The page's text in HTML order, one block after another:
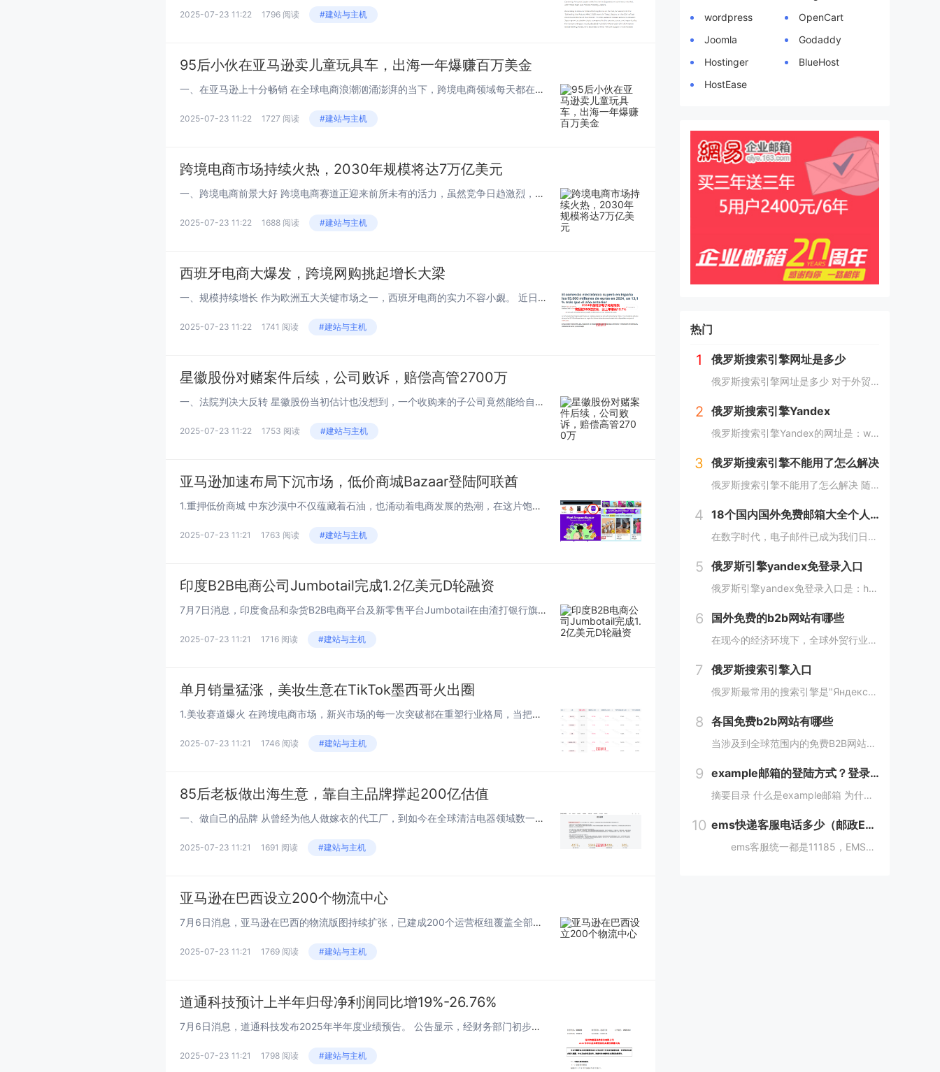
2025-07-23 11:22 1796 阅读 #建站与主机
95后小伙在亚马逊卖儿童玩具车，出海一年爆赚百万美金
一、在亚马逊上十分畅销 在全球电商浪潮汹涌澎湃的当下，跨境电商领域每天都在上演着无数创业者的故事。有人黯然退场，有人还在默默坚持，也有人能够在激烈的跨境电商竞技场上成功脱颖而出，书写属于自己的出海掘金故事。 1998年出生于中国义乌的小...
2025-07-23 11:22 1727 阅读 #建站与主机
跨境电商市场持续火热，2030年规模将达7万亿美元
一、跨境电商前景大好 跨境电商赛道正迎来前所未有的活力，虽然竞争日趋激烈，但全球市场的巨大潜力依然清晰可见。 来自Facts and Factors发布的数据显示，全球B2C跨境电商市场规模预计将从2021年的7850亿美元，跃升至20...
2025-07-23 11:22 1688 阅读 #建站与主机
西班牙电商大爆发，跨境网购挑起增长大梁
一、规模持续增长 作为欧洲五大关键市场之一，西班牙电商的实力不容小觑。 近日，西班牙国家市场与竞争委员会（CNMC）发布一项关于西班牙电商市场规模的统计报告，结果显示，2024年西班牙电商市场规模超过950亿欧元，同比大涨13.1%。...
2025-07-23 11:22 1741 阅读 #建站与主机
星徽股份对赌案件后续，公司败诉，赔偿高管2700万
一、法院判决大反转 星徽股份当初估计也没想到，一个收购来的子公司竟然能给自己捅出那么大的篓子。 消息显示，近日，深圳上市大卖广东星徽精密股份有限公司（以下简称“星徽股份”）发布一则关于诉讼进展的公告，该公司已经收到广东省深圳市中级人民法...
2025-07-23 11:22 1753 阅读 #建站与主机
亚马逊加速布局下沉市场，低价商城Bazaar登陆阿联酋
1.重押低价商城 中东沙漠中不仅蕴藏着石油，也涌动着电商发展的热潮，在这片饱藏机会的热土，亚马逊率先投下重磅“炸弹”，在阿联酋推出移动专属购物板块Amazon Bazaar。 作为亚马逊旗下全新的移动专属购物板块，Amazon Baza...
2025-07-23 11:21 1763 阅读 #建站与主机
印度B2B电商公司Jumbotail完成1.2亿美元D轮融资
7月7日消息，印度食品和杂货B2B电商平台及新零售平台Jumbotail在由渣打银行旗下创新和投资部门SC Ventures领投的D轮融资中筹集了1.2亿美元。包括Artal Asia在内的现有投资者也参与了此轮融资。这使得Jumbotai...
2025-07-23 11:21 1716 阅读 #建站与主机
单月销量猛涨，美妆生意在TikTok墨西哥火出圈
1.美妆赛道爆火 在跨境电商市场，新兴市场的每一次突破都在重塑行业格局，当把目光聚焦于TikTok墨西哥站，美妆个护赛道正上演着令人惊叹的增长奇迹 。 近日有数据显示，上个月TikTok墨西哥站美妆个护类目销售成绩再创高度，商...
2025-07-23 11:21 1746 阅读 #建站与主机
85后老板做出海生意，靠自主品牌撑起200亿估值
一、做自己的品牌 从曾经为他人做嫁衣的代工厂，到如今在全球清洁电器领域数一数二的行业巨头，追觅科技用短短数年时间，上演了一场精彩逆袭记。 起初，追觅科技还是一家为小米做代工产品的代工厂，主要从事扫地机、吸尘器等智能家居清洁产品的贴牌生产...
2025-07-23 11:21 1691 阅读 #建站与主机
亚马逊在巴西设立200个物流中心
7月6日消息，亚马逊在巴西的物流版图持续扩张，已建成200个运营枢纽覆盖全部26个州，18个月内新增140个设施。 通过与本土小企业合作的“亚马逊枢纽”项目，700多家本地企业转型为配送中心，未来数月将新增1900个服务点，将偏远地区配送...
2025-07-23 11:21 1769 阅读 #建站与主机
道通科技预计上半年归母净利润同比增19%-26.76%
7月6日消息，道通科技发布2025年半年度业绩预告。 公告显示，经财务部门初步测算，道通科技预计2025年半年度实现归属于母公司所有者的扣除非经常性损益的净利润为45,500万元至48,500万元，与上年同期相比，将增加16,578万元至...
2025-07-23 11:21 1798 阅读 #建站与主机
wordpress
OpenCart
Joomla
Godaddy
Hostinger
BlueHost
HostEase
热门
1 俄罗斯搜索引擎网址是多少
俄罗斯搜索引擎网址是多少 对于外贸人来说，现在的俄罗斯市场可以算是一个炙手可热的香饽饽，而要开发俄罗斯客户，就需要会用他们的搜索引擎，下面详细介绍俄罗斯搜索引擎网址是多少？ 俄罗斯搜索引擎网址是多少 俄罗斯引擎官方入口地址https...
2 俄罗斯搜索引擎Yandex
俄罗斯搜索引擎Yandex的网址是：www.yandex.com，俄罗斯最著名和最常用的搜索引擎之一，"Яндекс"（Yandex）提供搜索引擎、电子邮件、在线地图、音乐、新闻、视频等各种在线服务。 如果你想访问"Яндекс"（Yan...
3 俄罗斯搜索引擎不能用了怎么解决
俄罗斯搜索引擎不能用了怎么解决 随着中俄贸易的进展愈加顺利，越来越多的外贸人都尝试着与俄罗斯客户进行接触，而这最重要的便是学会使用俄罗斯搜索引擎，但很多人会发现自己的搜索引擎突然不能用了，下面，小编就来详细介绍下俄罗斯搜索引擎不能用了怎么解...
4 18个国内国外免费邮箱大全个人邮箱列表，带登录链接
在数字时代，电子邮件已成为我们日常生活中不可或缺的一部分。无论是在工作、学习还是生活中，我们都需要一个安全、稳定、快速的邮箱服务来满足我们的需求。今天，我们将为您带来18个国内外免费邮箱大全，并附上登录链接，让您轻松获取您心仪的邮箱服务。...
5 俄罗斯引擎yandex免登录入口
俄罗斯引擎yandex免登录入口是：https://yandex.com/ 无须登录直接使用，接下来小编就来给大家详细介绍。 俄罗斯引擎yandex免登录入口 Yandex是俄罗斯最大的互联网公司之一，其拥有自己的搜索引...
6 国外免费的b2b网站有哪些
在现今的经济环境下，全球外贸行业发展迅速，外贸企业在寻找客户方面也变得越来越重要，并且更加重视做好国外B2B网站的使用。因此，在选择一个合适的国外B2B网站时，您应该根据您的需求选择一个合适的网站，下面介绍一下国外免费的b2b网站有哪些？...
7 俄罗斯搜索引擎入口
俄罗斯最常用的搜索引擎是"Яндекс"（Yandex）。 俄罗斯搜索引擎yandex入口： 1、俄罗斯搜索引擎入口1：yandex.com，无须登录直接使用。 2、俄罗斯搜索引擎入口2：www.yandex.ru，需要登录使用。...
8 各国免费b2b网站有哪些
当涉及到全球范围内的免费B2B网站时，以下是一些不同国家的B2B网站，它们为企业提供了广阔的国际市场。这些网站在不同国家和地区具有不同的影响力，但都是免费使用的。 各国免费b2b网站： 1. 中国： - Alib...
9 example邮箱的登陆方式？登录example邮箱登陆服务器的步骤？
摘要目录 什么是example邮箱 为什么要使用example邮箱 example邮箱的登陆方式 如何保护example邮箱的安全性 结论 什么是example邮箱 example邮箱是由著名IT企...
10 ems快递客服电话多少（邮政EMS电话客服24小时服务热线）
ems客服统一都是11185，EMS人工服务转接的方法：1、使用固定电话或手机拨打11183，接通后，按1进入”上门揽收“，告诉客服人员您的取件地址、联系人和电话就可以上门取件。2、按2进入。 11183是邮政EMS的服务电话...